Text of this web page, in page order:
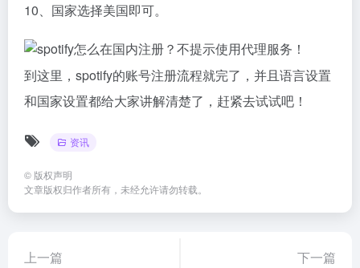
10、国家选择美国即可。
到这里，spotify的账号注册流程就完了，并且语言设置
和国家设置都给大家讲解清楚了，赶紧去试试吧！
资讯
© 版权声明
文章版权归作者所有，未经允许请勿转载。
上一篇 下一篇